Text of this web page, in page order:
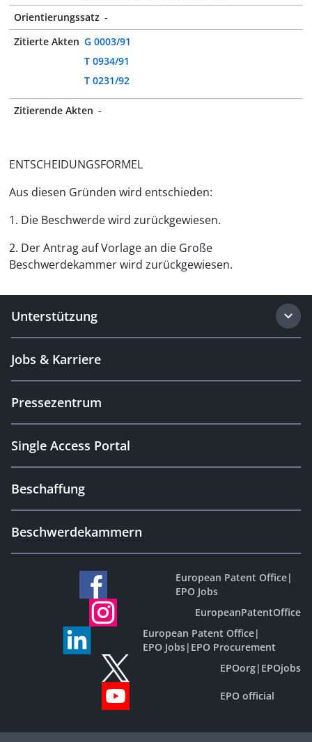
Orientierungssatz -
Zitierte Akten G 0003/91
T 0934/91
T 0231/92
Zitierende Akten -
ENTSCHEIDUNGSFORMEL
Aus diesen Gründen wird entschieden:
1. Die Beschwerde wird zurückgewiesen.
2. Der Antrag auf Vorlage an die Große
Beschwerdekammer wird zurückgewiesen.
Unterstützung
Jobs & Karriere
Pressezentrum
Single Access Portal
Beschaffung
Beschwerdekammern
European Patent Office|
EPO Jobs
EuropeanPatentOffice
European Patent Office|
EPO Jobs| EPO Procurement
EPOorg| EPOjobs
EPO official